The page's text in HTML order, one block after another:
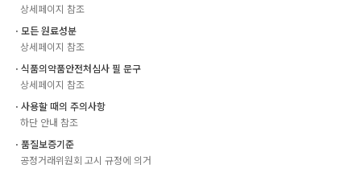
상세페이지 참조
ㆍ모든 원료성분
상세페이지 참조
ㆍ식품의약품안전처심사 필 문구
상세페이지 참조
ㆍ사용할 때의 주의사항
하단 안내 참조
ㆍ품질보증기준
공정거래위원회 고시 규정에 의거